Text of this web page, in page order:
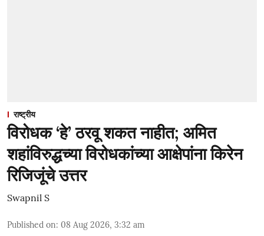
राष्ट्रीय
विरोधक ‘हे’ ठरवू शकत नाहीत; अमित
शहांविरुद्धच्या विरोधकांच्या आक्षेपांना किरेन
रिजिजूंचे उत्तर
Swapnil S
Published on: 08 Aug 2026, 3:32 am